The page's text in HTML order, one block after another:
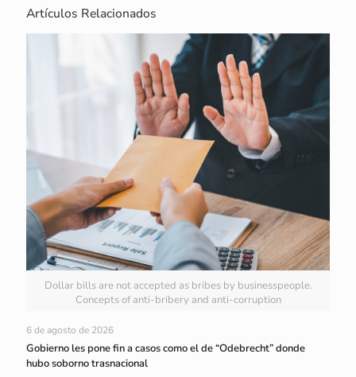
Artículos Relacionados
Dollar bills are not accepted as bribes by businesspeople.
Concepts of anti-bribery and anti-corruption
6 de agosto de 2026
Gobierno les pone fin a casos como el de “Odebrecht” donde
hubo soborno trasnacional